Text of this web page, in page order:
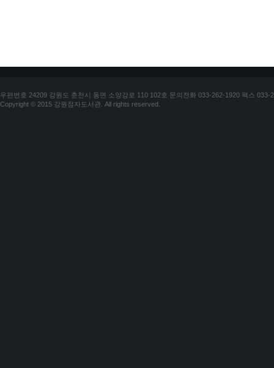
우편번호 24209 강원도 춘천시 동면 소양강로 110 102호 문의전화 033-262-1920 팩스 033-
Copyright © 2015 강원점자도서관. All rights reserved.